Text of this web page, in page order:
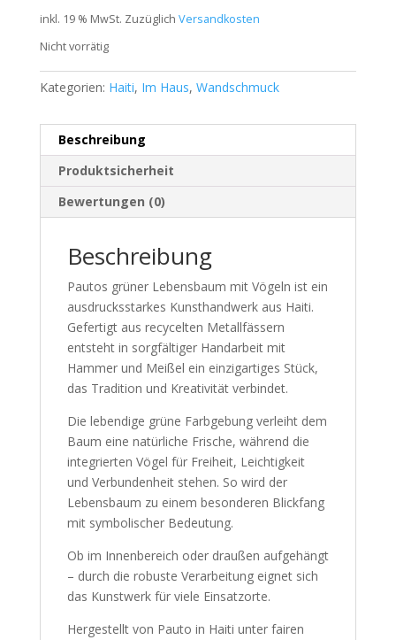
inkl. 19 % MwSt. Zuzüglich Versandkosten
Nicht vorrätig
Kategorien: Haiti, Im Haus, Wandschmuck
Beschreibung
Produktsicherheit
Bewertungen (0)
Beschreibung
Pautos grüner Lebensbaum mit Vögeln ist ein
ausdrucksstarkes Kunsthandwerk aus Haiti.
Gefertigt aus recycelten Metallfässern
entsteht in sorgfältiger Handarbeit mit
Hammer und Meißel ein einzigartiges Stück,
das Tradition und Kreativität verbindet.
Die lebendige grüne Farbgebung verleiht dem
Baum eine natürliche Frische, während die
integrierten Vögel für Freiheit, Leichtigkeit
und Verbundenheit stehen. So wird der
Lebensbaum zu einem besonderen Blickfang
mit symbolischer Bedeutung.
Ob im Innenbereich oder draußen aufgehängt
– durch die robuste Verarbeitung eignet sich
das Kunstwerk für viele Einsatzorte.
Hergestellt von Pauto in Haiti unter fairen